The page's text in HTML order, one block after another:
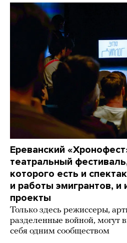
Ереванский
театральный
которого есть и
и работы эмигрантов, и
проекты
Только здесь режиссеры,
разделенные войной, могут
себя одним сообществом